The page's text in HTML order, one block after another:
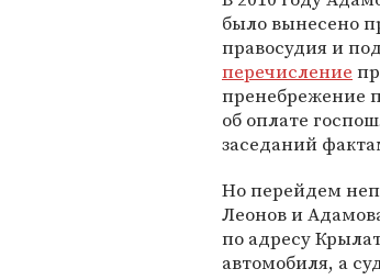
было вынесено
правосудия и
перечисление
пренебрежение
об оплате
заседаний
Но перейдем
Леонов и
по адресу
автомобиля, а